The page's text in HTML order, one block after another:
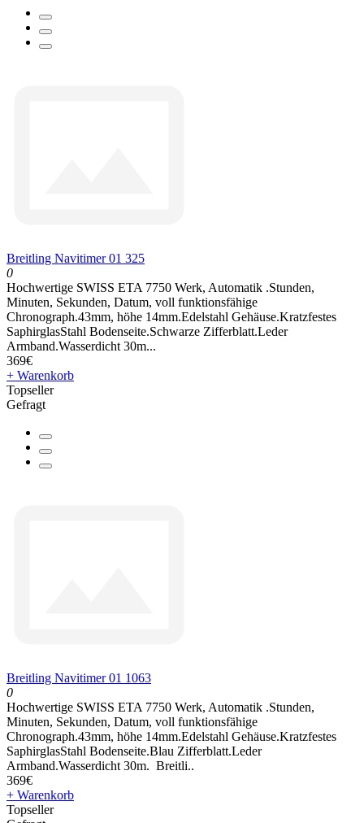
Breitling Navitimer 01 325
0
Hochwertige SWISS ETA 7750 Werk, Automatik .Stunden,
Minuten, Sekunden, Datum, voll funktionsfähige
Chronograph.43mm, höhe 14mm.Edelstahl Gehäuse.Kratzfestes
SaphirglasStahl Bodenseite.Schwarze Zifferblatt.Leder
Armband.Wasserdicht 30m...
369€
+ Warenkorb
Topseller
Gefragt
Breitling Navitimer 01 1063
0
Hochwertige SWISS ETA 7750 Werk, Automatik .Stunden,
Minuten, Sekunden, Datum, voll funktionsfähige
Chronograph.43mm, höhe 14mm.Edelstahl Gehäuse.Kratzfestes
SaphirglasStahl Bodenseite.Blau Zifferblatt.Leder
Armband.Wasserdicht 30m. Breitli..
369€
+ Warenkorb
Topseller